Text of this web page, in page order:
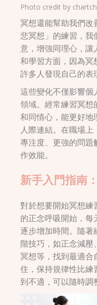
Photo credit by
冥想還能幫助我們
悲冥想」的練習，
意，增強同理心，
和學習方面，因為冥
許多人發現自己的表
這些變化不僅影響個
領域。經常練習冥
和同情心，能更好地
人際連結。在職場
專注度、更強的問題
作效能。
新手入門指南
對於想要開始冥想
的正念呼吸開始，
逐步增加時間。隨著
階技巧，如正念減
冥想等，找到最適
住，保持規律性比
到不適，可以隨時調